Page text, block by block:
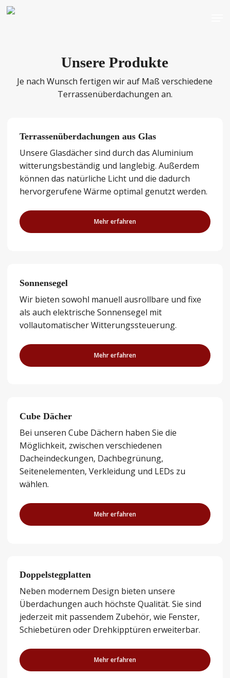
Skip
Unsere Produkte
Je nach Wunsch fertigen wir auf Maß verschiedene
Terrassenüberdachungen an.
Terrassenüberdachungen aus Glas
Unsere Glasdächer sind durch das Aluminium
witterungsbeständig und langlebig. Außerdem
können das natürliche Licht und die dadurch
hervorgerufene Wärme optimal genutzt werden.
Mehr erfahren
Sonnensegel
Wir bieten sowohl manuell ausrollbare und fixe
als auch elektrische Sonnensegel mit
vollautomatischer Witterungssteuerung.
Mehr erfahren
Cube Dächer
Bei unseren Cube Dächern haben Sie die
Möglichkeit, zwischen verschiedenen
Dacheindeckungen, Dachbegrünung,
Seitenelementen, Verkleidung und LEDs zu
wählen.
Mehr erfahren
Doppelstegplatten
Neben modernem Design bieten unsere
Überdachungen auch höchste Qualität. Sie sind
jederzeit mit passendem Zubehör, wie Fenster,
Schiebetüren oder Drehkipptüren erweiterbar.
Mehr erfahren